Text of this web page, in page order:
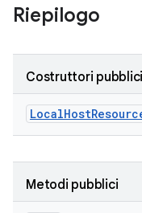
Riepilogo
Costruttori pubblici
LocalHost
Metodi pubblici